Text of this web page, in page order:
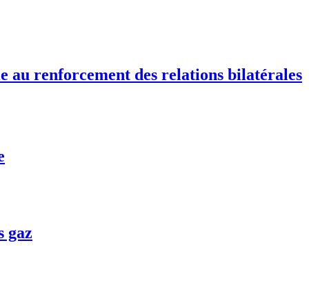
renforcement des relations bilatérales
gaz